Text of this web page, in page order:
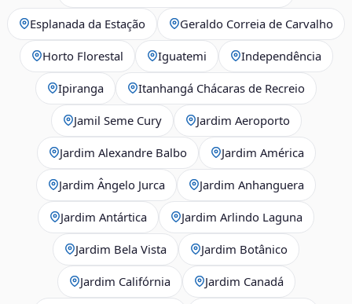
Esplanada da Estação Geraldo Correia de Carvalho
Horto Florestal Iguatemi Independência
Ipiranga Itanhangá Chácaras de Recreio
Jamil Seme Cury Jardim Aeroporto
Jardim Alexandre Balbo Jardim América
Jardim Ângelo Jurca Jardim Anhanguera
Jardim Antártica Jardim Arlindo Laguna
Jardim Bela Vista Jardim Botânico
Jardim Califórnia Jardim Canadá